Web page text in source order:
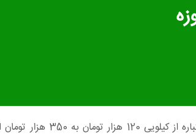
یکباره از کیلویی 120 هزار